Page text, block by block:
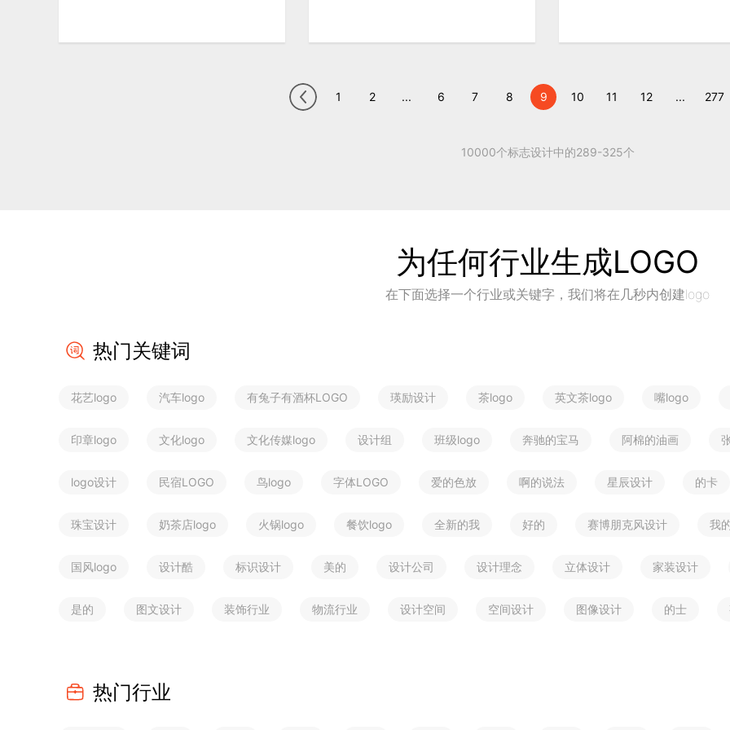
1 2 ... 6 7 8 9 10 11 12 ... 277
10000个标志设计中的289-325个
为任何行业生成LOGO
在下面选择一个行业或关键字，我们将在几秒内创建logo
热门关键词
花艺logo 汽车logo 有兔子有酒杯LOGO 瑛励设计 茶logo 英文茶logo 嘴logo
印章logo 文化logo 文化传媒logo 设计组 班级logo 奔驰的宝马 阿棉的油画
logo设计 民宿LOGO 鸟logo 字体LOGO 爱的色放 啊的说法 星辰设计 的卡
珠宝设计 奶茶店logo 火锅logo 餐饮logo 全新的我 好的 赛博朋克风设计 我
国风logo 设计酷 标识设计 美的 设计公司 设计理念 立体设计 家装设计
是的 图文设计 装饰行业 物流行业 设计空间 空间设计 图像设计 的士
热门行业